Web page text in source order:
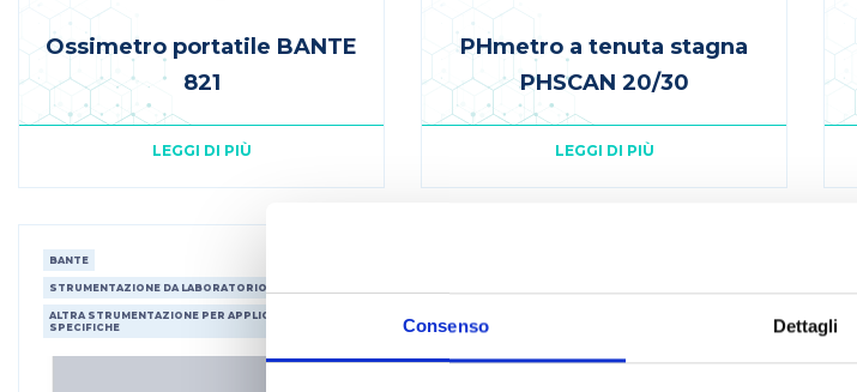
Consenso Dettagli
Ossimetro portatile BANTE
821
LEGGI DI PIÙ
PHmetro a tenuta stagna
PHSCAN 20/30
LEGGI DI PIÙ
BANTE
STRUMENTAZIONE DA LABORATORIO
ALTRA STRUMENTAZIONE PER APPLICAZIONI
SPECIFICHE